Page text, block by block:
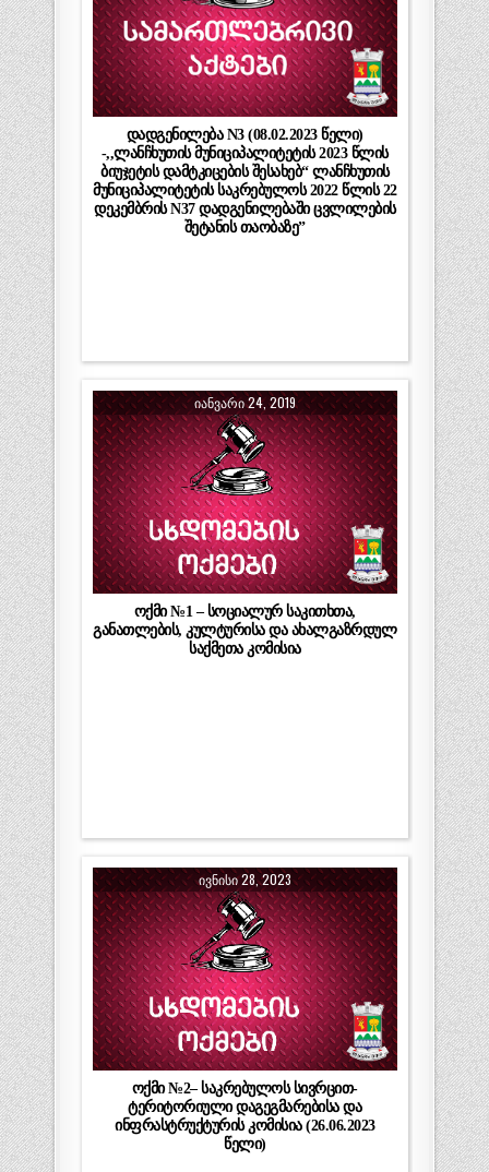
დადგენილება N3 (08.02.2023 წელი)
-,,ლანჩხუთის მუნიციპალიტეტის 2023 წლის
ბიუჯეტის დამტკიცების შესახებ“ ლანჩხუთის
მუნიციპალიტეტის საკრებულოს 2022 წლის 22
დეკემბრის N37 დადგენილებაში ცვლილების
შეტანის თაობაზე”
ᲘᲐᲜᲕᲐᲠᲘ 24, 2019
ოქმი №1 – სოციალურ საკითხთა,
განათლების, კულტურისა და ახალგაზრდულ
საქმეთა კომისია
ᲘᲕᲜᲘᲡᲘ 28, 2023
ოქმი №2– საკრებულოს სივრცით-
ტერიტორიული დაგეგმარებისა და
ინფრასტრუქტურის კომისია (26.06.2023
წელი)